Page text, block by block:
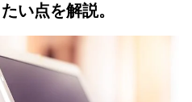
い点を解説。